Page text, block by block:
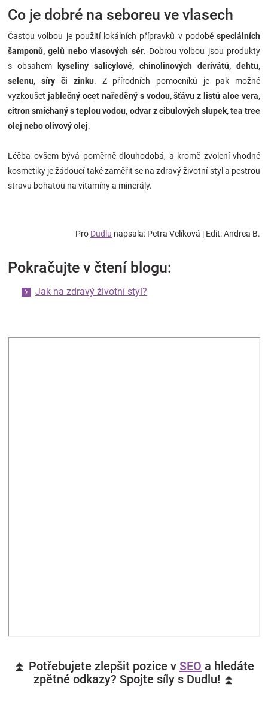
Co je dobré na seboreu ve vlasech
Častou volbou je použití lokálních přípravků v podobě speciálních
šamponů, gelů nebo vlasových sér. Dobrou volbou jsou produkty
s obsahem
kyseliny salicylové, chinolinových derivátů, dehtu,
selenu, síry či zinku. Z přírodních pomocníků je pak možné
vyzkoušet jablečný ocet naředěný s vodou, šťávu z listů aloe vera,
citron smíchaný s teplou vodou, odvar z cibulových slupek, tea tree
olej nebo olivový olej.
Léčba ovšem bývá poměrně dlouhodobá, a kromě zvolení vhodné
kosmetiky je žádoucí také zaměřit se na zdravý životní styl a pestrou
stravu bohatou na vitamíny a minerály.
Pro Dudlu napsala: Petra Velíková | Edit: Andrea B.
Pokračujte v čtení blogu:
Jak na zdravý životní styl?
⏫ Potřebujete zlepšit pozice v SEO a hledáte
zpětné odkazy? Spojte síly s Dudlu! ⏫